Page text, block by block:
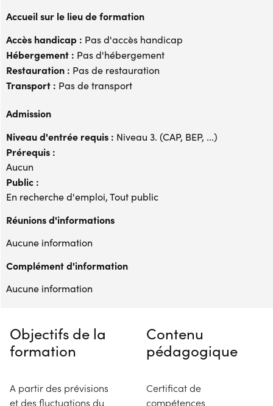
Accueil sur le lieu de formation
Accès handicap : Pas d'accès handicap
Hébergement : Pas d'hébergement
Restauration : Pas de restauration
Transport : Pas de transport
Admission
Niveau d'entrée requis : Niveau 3. (CAP, BEP, ...)
Prérequis :
Aucun
Public :
En recherche d'emploi, Tout public
Réunions d'informations
Aucune information
Complément d'information
Aucune information
Objectifs de la
formation
A partir des prévisions
et des fluctuations du
Contenu
pédagogique
Certificat de
compétences